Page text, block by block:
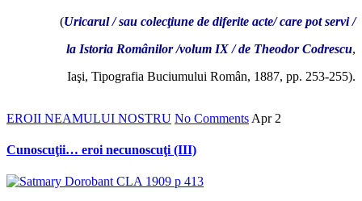
(Uricarul / sau colecţiune de diferite acte/ care pot servi /
la Istoria Românilor /volum IX / de Theodor Codrescu,
Iaşi, Tipografia Buciumului Român, 1887, pp. 253-255).
EROII NEAMULUI NOSTRU No Comments Apr 2
Cunoscuţii… eroi necunoscuţi (III)